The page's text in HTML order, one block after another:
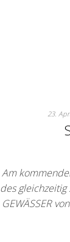
23.
Am
des
GEWÄSSER